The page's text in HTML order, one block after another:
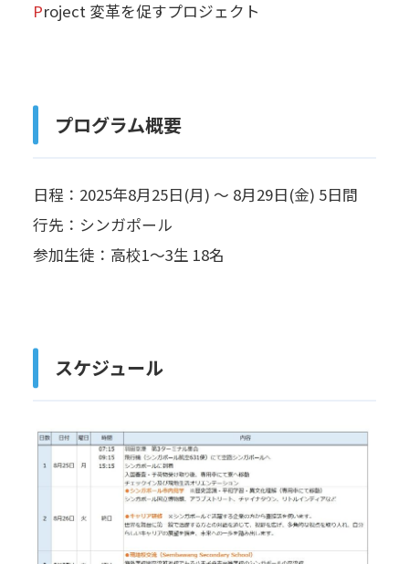
Project 変革を促すプロジェクト
プログラム概要
日程：2025年8月25日(月) ～ 8月29日(金) 5日間
行先：シンガポール
参加生徒：高校1～3生 18名
スケジュール